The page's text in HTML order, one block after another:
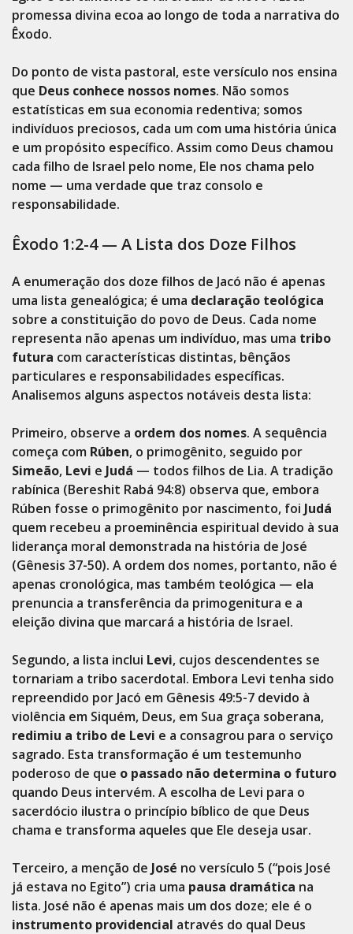
promessa divina ecoa ao longo de toda a narrativa do
Êxodo.
Do ponto de vista pastoral, este versículo nos ensina
que Deus conhece nossos nomes. Não somos
estatísticas em sua economia redentiva; somos
indivíduos preciosos, cada um com uma história única
e um propósito específico. Assim como Deus chamou
cada filho de Israel pelo nome, Ele nos chama pelo
nome — uma verdade que traz consolo e
responsabilidade.
Êxodo 1:2-4 — A Lista dos Doze Filhos
A enumeração dos doze filhos de Jacó não é apenas
uma lista genealógica; é uma declaração teológica
sobre a constituição do povo de Deus. Cada nome
representa não apenas um indivíduo, mas uma tribo
futura com características distintas, bênçãos
particulares e responsabilidades específicas.
Analisemos alguns aspectos notáveis desta lista:
Primeiro, observe a ordem dos nomes. A sequência
começa com Rúben, o primogênito, seguido por
Simeão, Levi e Judá — todos filhos de Lia. A tradição
rabínica (Bereshit Rabá 94:8) observa que, embora
Rúben fosse o primogênito por nascimento, foi Judá
quem recebeu a proeminência espiritual devido à sua
liderança moral demonstrada na história de José
(Gênesis 37-50). A ordem dos nomes, portanto, não é
apenas cronológica, mas também teológica — ela
prenuncia a transferência da primogenitura e a
eleição divina que marcará a história de Israel.
Segundo, a lista inclui Levi, cujos descendentes se
tornariam a tribo sacerdotal. Embora Levi tenha sido
repreendido por Jacó em Gênesis 49:5-7 devido à
violência em Siquém, Deus, em Sua graça soberana,
redimiu a tribo de Levi e a consagrou para o serviço
sagrado. Esta transformação é um testemunho
poderoso de que o passado não determina o futuro
quando Deus intervém. A escolha de Levi para o
sacerdócio ilustra o princípio bíblico de que Deus
chama e transforma aqueles que Ele deseja usar.
Terceiro, a menção de José no versículo 5 (“pois José
já estava no Egito”) cria uma pausa dramática na
lista. José não é apenas mais um dos doze; ele é o
instrumento providencial através do qual Deus